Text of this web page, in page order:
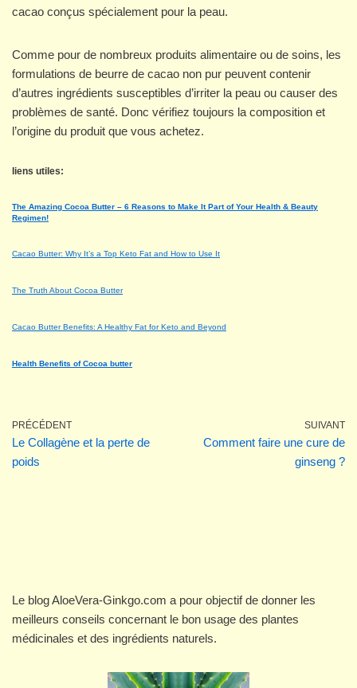
cacao conçus spécialement pour la peau.
Comme pour de nombreux produits alimentaire ou de soins, les
formulations de beurre de cacao non pur peuvent contenir
d’autres ingrédients susceptibles d’irriter la peau ou causer des
problèmes de santé. Donc vérifiez toujours la composition et
l’origine du produit que vous achetez.
liens utiles:
The Amazing Cocoa Butter – 6 Reasons to Make It Part of Your Health & Beauty
Regimen!
Cacao Butter: Why It’s a Top Keto Fat and How to Use It
The Truth About Cocoa Butter
Cacao Butter Benefits: A Healthy Fat for Keto and Beyond
Health Benefits of Cocoa butter
PRÉCÉDENT
Le Collagène et la perte de
poids
SUIVANT
Comment faire une cure de
ginseng ?
Le blog AloeVera-Ginkgo.com a pour objectif de donner les
meilleurs conseils concernant le bon usage des plantes
médicinales et des ingrédients naturels.